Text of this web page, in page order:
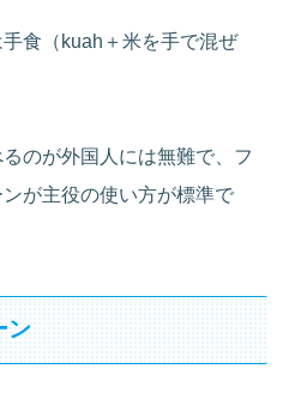
食（kuah＋米を手で混ぜ
のが外国人には無難で、フ
が主役の使い方が標準で
ン